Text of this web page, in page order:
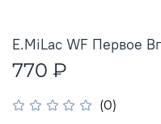
(0)
E.MiLac WF Первое
770 ₽